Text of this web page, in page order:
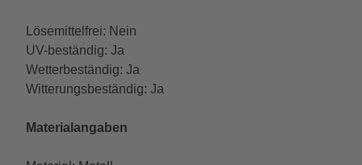
Lösemittelfrei: Nein
UV-beständig: Ja
Wetterbeständig: Ja
Witterungsbeständig: Ja
Materialangaben